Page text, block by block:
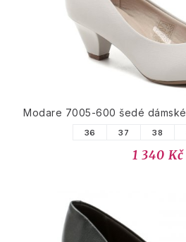
Modare 7005-600 šedé
36 37 38
1 340 Kč